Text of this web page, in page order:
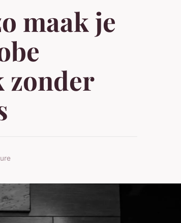
maak je